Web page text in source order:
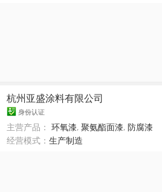
杭州亚盛涂料有限公司
身份认证
主营产品：环氧漆,聚氨酯面漆,防腐漆
经营模式：生产制造